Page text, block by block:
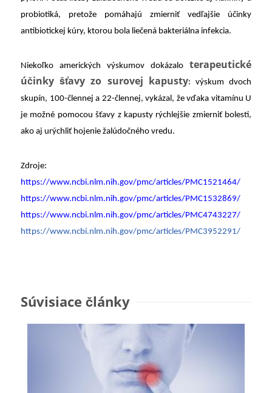
probiotiká, pretože pomáhajú zmierniť vedľajšie účinky
antibiotickej kúry, ktorou bola liečená bakteriálna infekcia.
Niekoľko amerických výskumov dokázalo terapeutické
účinky šťavy zo surovej kapusty: výskum dvoch
skupín, 100-člennej a 22-člennej, vykázal, že vďaka vitamínu U
je možné pomocou šťavy z kapusty rýchlejšie zmierniť bolesti,
ako aj urýchliť hojenie žalúdočného vredu.
Zdroje:
https://www.ncbi.nlm.nih.gov/pmc/articles/PMC1521464/
https://www.ncbi.nlm.nih.gov/pmc/articles/PMC1532869/
https://www.ncbi.nlm.nih.gov/pmc/articles/PMC4743227/
https://www.ncbi.nlm.nih.gov/pmc/articles/PMC3952291/
Súvisiace články